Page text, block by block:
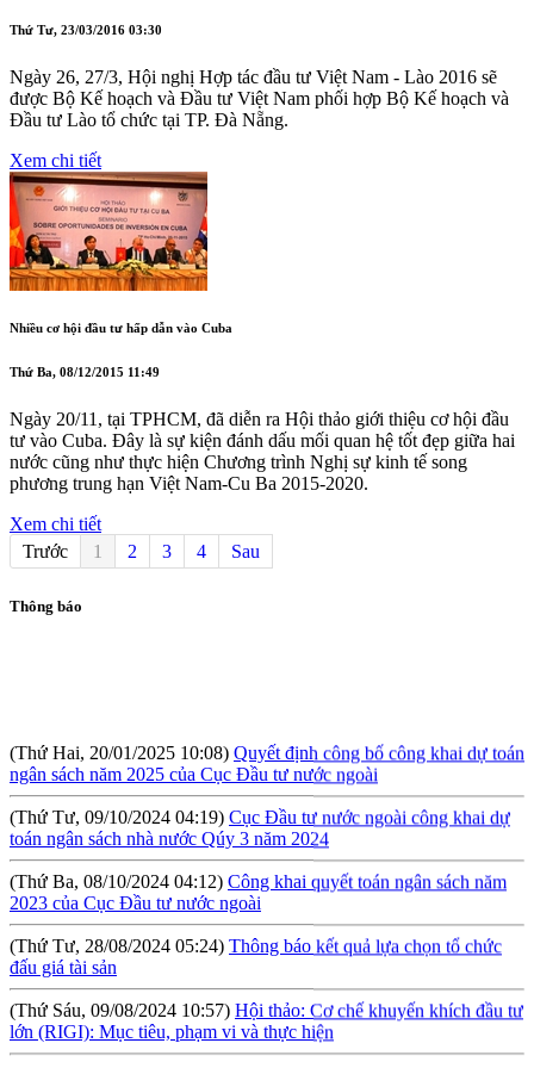
Thứ Tư, 23/03/2016 03:30
Ngày 26, 27/3, Hội nghị Hợp tác đầu tư Việt Nam - Lào 2016 sẽ
được Bộ Kế hoạch và Đầu tư Việt Nam phối hợp Bộ Kế hoạch và
Đầu tư Lào tổ chức tại TP. Đà Nẵng.
Xem chi tiết
Nhiều cơ hội đầu tư hấp dẫn vào Cuba
Thứ Ba, 08/12/2015 11:49
Ngày 20/11, tại TPHCM, đã diễn ra Hội thảo giới thiệu cơ hội đầu
tư vào Cuba. Đây là sự kiện đánh dấu mối quan hệ tốt đẹp giữa hai
nước cũng như thực hiện Chương trình Nghị sự kinh tế song
phương trung hạn Việt Nam-Cu Ba 2015-2020.
Xem chi tiết
Trước
1 2 3 4 Sau
Thông báo
(Thứ Tư, 09/10/2024 04:19)Cục Đầu tư nước ngoài công khai dự
toán ngân sách nhà nước Qúy 3 năm 2024
(Thứ Ba, 08/10/2024 04:12)Công khai quyết toán ngân sách năm
2023 của Cục Đầu tư nước ngoài
(Thứ Tư, 28/08/2024 05:24)Thông báo kết quả lựa chọn tổ chức
đấu giá tài sản
(Thứ Sáu, 09/08/2024 10:57)Hội thảo: Cơ chế khuyến khích đầu tư
lớn (RIGI): Mục tiêu, phạm vi và thực hiện
(Thứ Năm, 04/04/2024 10:17)Báo cáo tình hình công khai ngân
sách Quý I năm 2024